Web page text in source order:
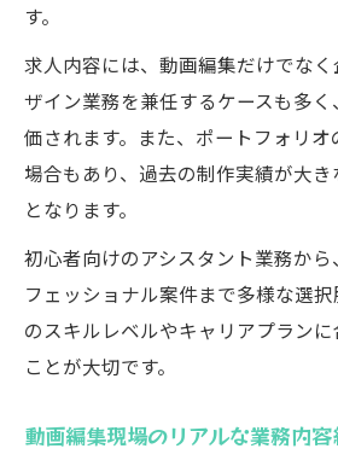
す。
求人内容には、動画編集だけでな
ザイン業務を兼任するケースも多
価されます。また、ポートフォリ
場合もあり、過去の制作実績が大
となります。
初心者向けのアシスタント業務か
フェッショナル案件まで多様な選
のスキルレベルやキャリアプラン
ことが大切です。
動画編集現場のリアルな業務内容